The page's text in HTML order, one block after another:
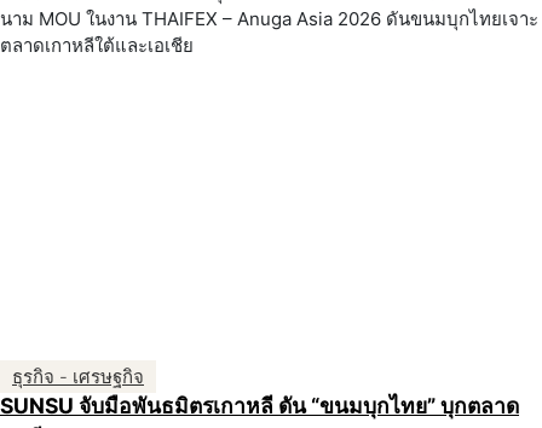
ธุรกิจ - เศรษฐกิจ
SUNSU จับมือพันธมิตรเกาหลี ดัน “ขนมบุกไทย” บุกตลาด